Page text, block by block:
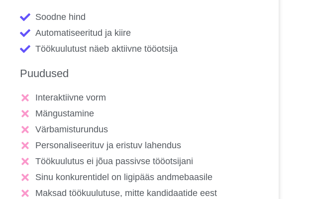
Soodne hind
Automatiseeritud ja kiire
Töökuulutust näeb aktiivne tööotsija
Puudused
Interaktiivne vorm
Mängustamine
Värbamisturundus
Personaliseerituv ja eristuv lahendus
Töökuulutus ei jõua passivse tööotsijani
Sinu konkurentidel on ligipääs andmebaasile
Maksad töökuulutuse, mitte kandidaatide eest